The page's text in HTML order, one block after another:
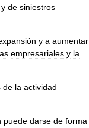
y de siniestros
y a aumentar
empresariales y la
de la actividad
puede darse de forma